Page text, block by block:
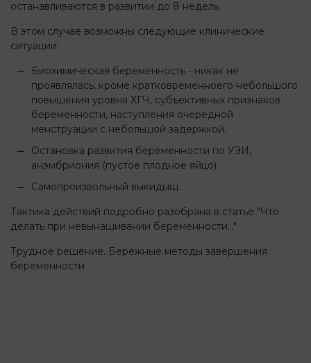
останавливаются в развитии до 8 недель.
В этом случае возможны следующие клинические
ситуации:
Биохимическая беременность - никак не
проявлялась, кроме кратковременноего небольшого
повышения уровня ХГЧ, субъективных признаков
беременности, наступления очередной
менструации с небольшой задержкой.
Остановка развития беременности по УЗИ,
анэмбриония (пустое плодное яйцо).
Самопроизвольный выкидыш.
Тактика действий подробно разобрана в статье "Что
делать при невынашивании беременности..."
Трудное решение. Бережные методы завершения
беременности